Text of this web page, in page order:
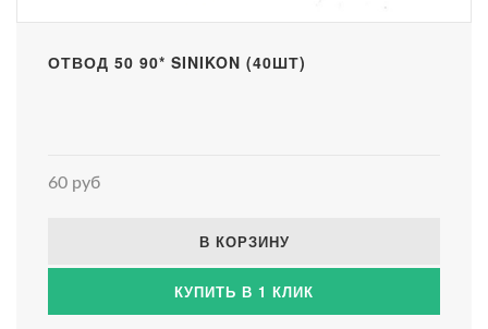
ОТВОД 50 90* SINIKON (40ШТ)
60 руб
В КОРЗИНУ
КУПИТЬ В 1 КЛИК